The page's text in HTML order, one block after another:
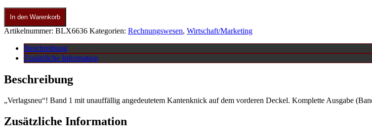
In den Warenkorb
Artikelnummer: BLX6636 Kategorien: Rechnungswesen, Wirtschaft/Marketing
Beschreibung
Zusätzliche Information
Beschreibung
„Verlagsneu“! Band 1 mit unauffällig angedeutetem Kantenknick auf dem vorderen Deckel. Komplette Ausgabe
Zusätzliche Information